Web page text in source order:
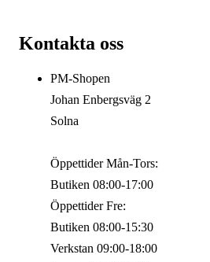
Kontakta oss
PM-Shopen
Johan Enbergsväg 2
Solna
Öppettider Mån-Tors:
Butiken 08:00-17:00
Öppettider Fre:
Butiken 08:00-15:30
Verkstan 09:00-18:00